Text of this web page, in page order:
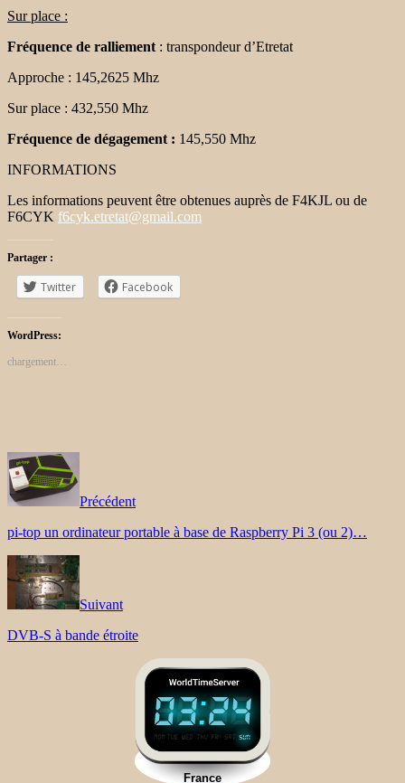
Sur place :
Fréquence de ralliement: transpondeur d’Etretat
Approche : 145,2625 Mhz
Sur place : 432,550 Mhz
Fréquence de dégagement : 145,550 Mhz
INFORMATIONS
Les informations peuvent être obtenues auprès de F4KJL ou de
F6CYK f6cyk.etretat@gmail.com
Partager :
Twitter Facebook
WordPress:
chargement…
Précédent
pi-top un ordinateur portable à base de Raspberry Pi 3 (ou 2)…
Suivant
DVB-S à bande étroite